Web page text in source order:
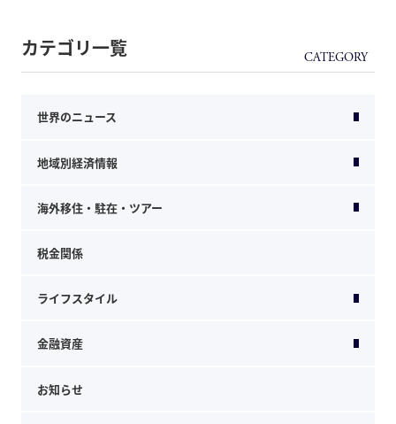
カテゴリ一覧
世界のニュース
地域別経済情報
海外移住・駐在・ツアー
税金関係
ライフスタイル
金融資産
お知らせ